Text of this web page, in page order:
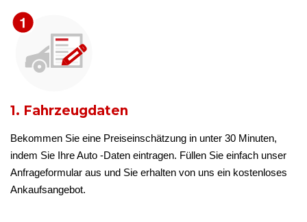
1. Fahrzeugdaten
Bekommen Sie eine Preiseinschätzung in unter 30 Minuten,
indem Sie Ihre Auto -Daten eintragen. Füllen Sie einfach unser
Anfrageformular aus und Sie erhalten von uns ein kostenloses
Ankaufsangebot.